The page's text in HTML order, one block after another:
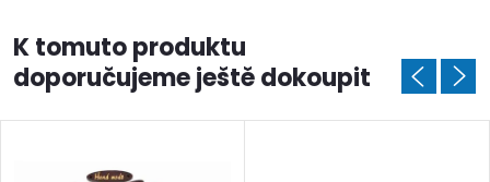
K tomuto produktu
doporučujeme ještě dokoupit